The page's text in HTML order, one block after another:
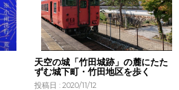
天空の城「竹田城跡」の麓にたた
ずむ城下町・竹田地区を歩く
投稿日 : 2020/11/12